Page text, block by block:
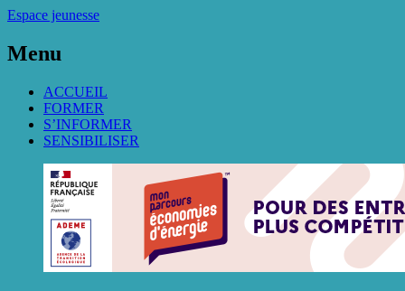
Espace jeunesse
Menu
ACCUEIL
FORMER
S’INFORMER
SENSIBILISER